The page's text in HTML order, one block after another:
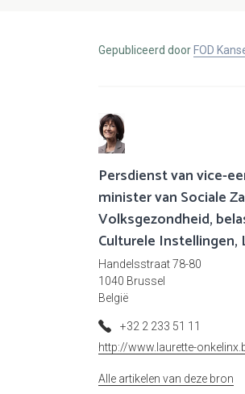
Gepubliceerd door FOD
Persdienst van vice-
minister van Sociale
Volksgezondheid,
Culturele
Handelsstraat 78-80
1040 Brussel
België
+32 2 233 51 11
http://www.laurette-
Alle artikelen van deze bron